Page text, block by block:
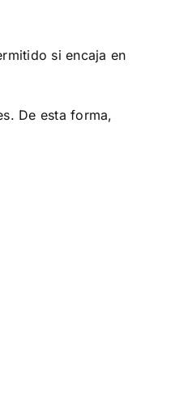
si encaja en
De esta forma,